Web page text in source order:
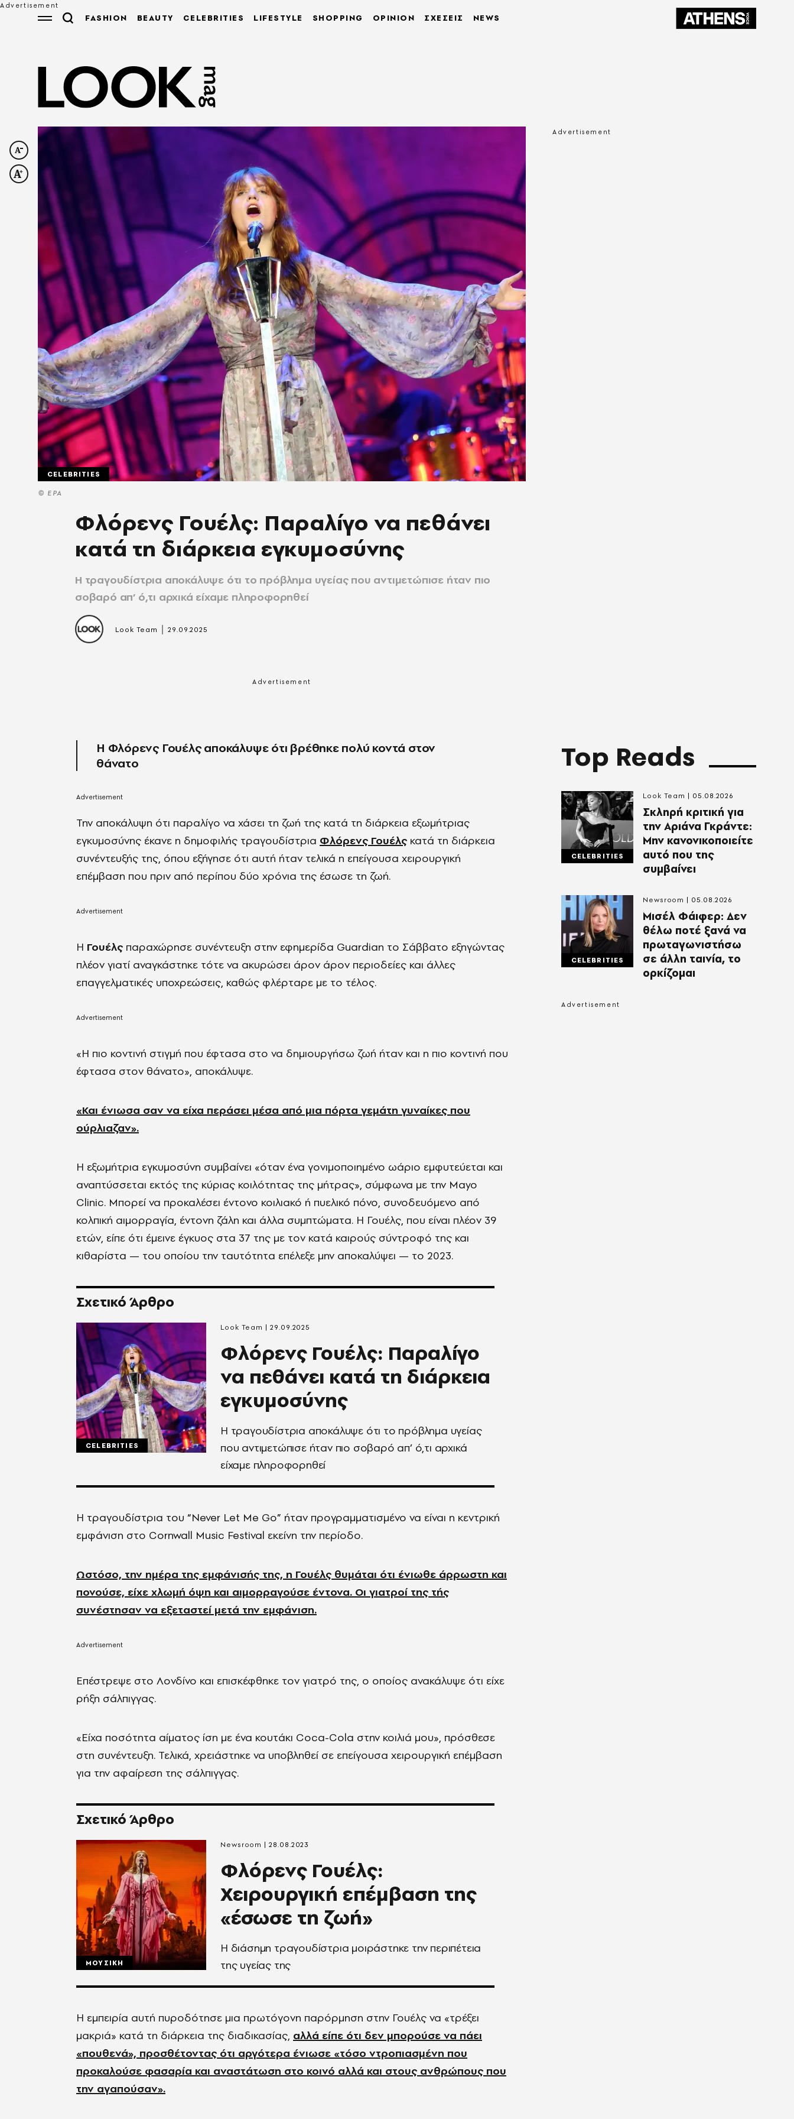
FASHION BEAUTY CELEBRITIES LIFESTYLE SHOPPING OPINION ΣΧΕΣΕΙΣ NEWS
© EPA
CELEBRITIES
Φλόρενς Γουέλς: Παραλίγο να πεθάνει
κατά τη διάρκεια εγκυμοσύνης
Η τραγουδίστρια αποκάλυψε ότι το πρόβλημα υγείας που αντιμετώπισε ήταν πιο
σοβαρό απ’ ό,τι αρχικά είχαμε πληροφορηθεί
Look Team |29.09.2025
Η Φλόρενς Γουέλς αποκάλυψε ότι βρέθηκε πολύ κοντά στον
θάνατο
Την αποκάλυψη ότι παραλίγο να χάσει τη ζωή της κατά τη διάρκεια εξωμήτριας
εγκυμοσύνης έκανε η δημοφιλής τραγουδίστρια Φλόρενς Γουέλς κατά τη διάρκεια
συνέντευξής της, όπου εξήγησε ότι αυτή ήταν τελικά η επείγουσα χειρουργική
επέμβαση που πριν από περίπου δύο χρόνια της έσωσε τη ζωή.
Η Γουέλς παραχώρησε συνέντευξη στην εφημερίδα Guardian το Σάββατο εξηγώντας
πλέον γιατί αναγκάστηκε τότε να ακυρώσει άρον άρον περιοδείες και άλλες
επαγγελματικές υποχρεώσεις, καθώς φλέρταρε με το τέλος.
«Η πιο κοντινή στιγμή που έφτασα στο να δημιουργήσω ζωή ήταν και η πιο κοντινή που
έφτασα στον θάνατο», αποκάλυψε.
«Και ένιωσα σαν να είχα περάσει μέσα από μια πόρτα γεμάτη γυναίκες που
ούρλιαζαν».
Η εξωμήτρια εγκυμοσύνη συμβαίνει «όταν ένα γονιμοποιημένο ωάριο εμφυτεύεται και
αναπτύσσεται εκτός της κύριας κοιλότητας της μήτρας», σύμφωνα με την Mayo
Clinic. Μπορεί να προκαλέσει έντονο κοιλιακό ή πυελικό πόνο, συνοδευόμενο από
κολπική αιμορραγία, έντονη ζάλη και άλλα συμπτώματα. Η Γουέλς, που είναι πλέον 39
ετών, είπε ότι έμεινε έγκυος στα 37 της με τον κατά καιρούς σύντροφό της και
κιθαρίστα — του οποίου την ταυτότητα επέλεξε μην αποκαλύψει — το 2023.
Σχετικό Άρθρο
CELEBRITIES
Φλόρενς Γουέλς: Παραλίγο
να πεθάνει κατά τη διάρκεια
εγκυμοσύνης
Η τραγουδίστρια αποκάλυψε ότι το πρόβλημα υγείας
που αντιμετώπισε ήταν πιο σοβαρό απ’ ό,τι αρχικά
είχαμε πληροφορηθεί
Look Team 29.09.2025
Η τραγουδίστρια του “Never Let Me Go” ήταν προγραμματισμένο να είναι η κεντρική
εμφάνιση στο Cornwall Music Festival εκείνη την περίοδο.
Ωστόσο, την ημέρα της εμφάνισής της, η Γουέλς θυμάται ότι ένιωθε άρρωστη και
πονούσε, είχε χλωμή όψη και αιμορραγούσε έντονα. Οι γιατροί της τής
συνέστησαν να εξεταστεί μετά την εμφάνιση.
Επέστρεψε στο Λονδίνο και επισκέφθηκε τον γιατρό της, ο οποίος ανακάλυψε ότι είχε
ρήξη σάλπιγγας.
«Είχα ποσότητα αίματος ίση με ένα κουτάκι Coca-Cola στην κοιλιά μου», πρόσθεσε
στη συνέντευξη. Τελικά, χρειάστηκε να υποβληθεί σε επείγουσα χειρουργική επέμβαση
για την αφαίρεση της σάλπιγγας.
Σχετικό Άρθρο
ΜΟΥΣΙΚΗ
Φλόρενς Γουέλς:
Xειρουργική επέμβαση της
«έσωσε τη ζωή»
Η διάσημη τραγουδίστρια μοιράστηκε την περιπέτεια
της υγείας της
Newsroom 28.08.2023
Η εμπειρία αυτή πυροδότησε μια πρωτόγονη παρόρμηση στην Γουέλς να «τρέξει
μακριά» κατά τη διάρκεια της διαδικασίας, αλλά είπε ότι δεν μπορούσε να πάει
«πουθενά», προσθέτοντας ότι αργότερα ένιωσε «τόσο ντροπιασμένη που
προκαλούσε φασαρία και αναστάτωση στο κοινό αλλά και στους ανθρώπους που
την αγαπούσαν».
Top Reads
CELEBRITIES
Σκληρή κριτική για
την Αριάνα Γκράντε:
Μην κανονικοποιείτε
αυτό που της
συμβαίνει
Look Team 05.08.2026
CELEBRITIES
Μισέλ Φάιφερ: Δεν
θέλω ποτέ ξανά να
πρωταγωνιστήσω
σε άλλη ταινία, το
ορκίζομαι
Newsroom 05.08.2026